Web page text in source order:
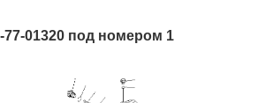
77-01320 под номером 1